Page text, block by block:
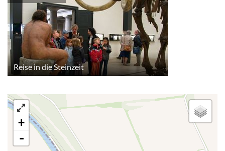
Reise in die Steinzeit
+
-